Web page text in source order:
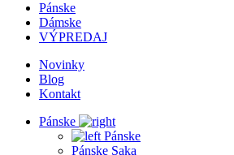
Pánske
Dámske
VÝPREDAJ
Novinky
Blog
Kontakt
Pánske
Pánske
Pánske Saka